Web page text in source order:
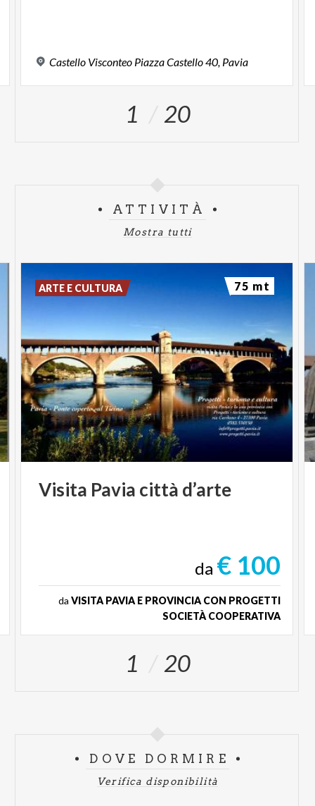
Castello Visconteo PiazzaCastello40, Pavia
1 20
ATTIVITÀ
Mostra tutti
Visita Pavia città d’arte
da € 100
da VISITA PAVIA E PROVINCIA CON PROGETTI
SOCIETÀ COOPERATIVA
ARTE E CULTURA 75 mt
1 20
DOVE DORMIRE
Verifica disponibilità